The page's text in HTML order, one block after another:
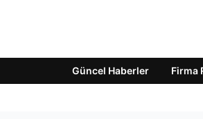
Güncel Haberler Firma